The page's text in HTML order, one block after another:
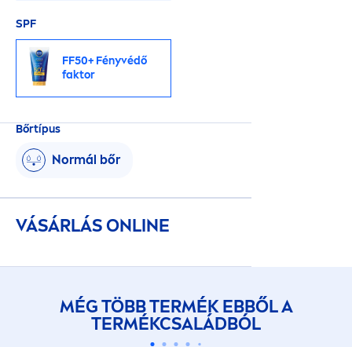
SPF
FF50+ Fényvédő
faktor
Bőrtípus
Normál bőr
VÁSÁRLÁS ONLINE
MÉG TÖBB TERMÉK EBBŐL A
TERMÉKCSALÁDBÓL